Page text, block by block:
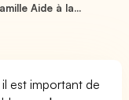
Aide à la...
il est important de